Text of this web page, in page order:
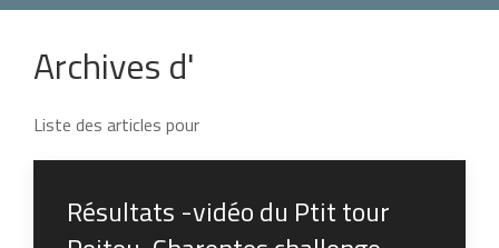
Archives d'
Liste des articles pour
Résultats -vidéo du Ptit tour